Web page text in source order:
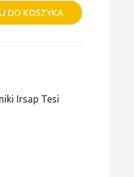
DO KOSZYKA
Alternative:
Irsap Tesi